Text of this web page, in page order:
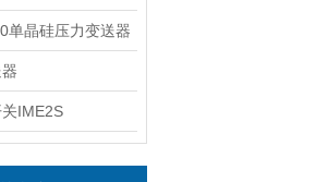
单晶硅压力变送器
IME2S